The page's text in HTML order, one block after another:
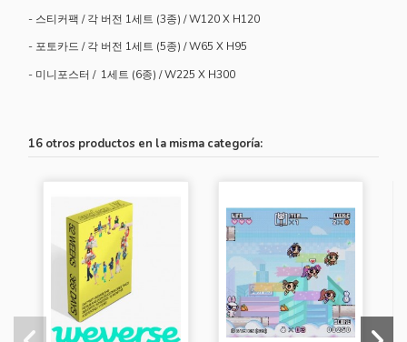
- 스티커팩 / 각 버전 1세트 (3종) / W120 X H120
- 포토카드 / 각 버전 1세트 (5종) / W65 X H95
- 미니포스터 / 1세트 (6종) / W225 X H300
16 otros productos en la misma categoría: